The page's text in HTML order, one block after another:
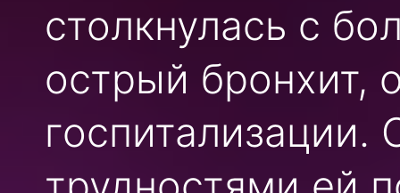
столкнулась с
острый бронхит,
госпитализации.